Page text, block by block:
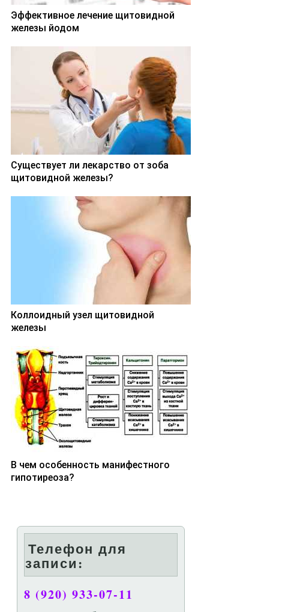
Эффективное лечение щитовидной
железы йодом
Существует ли лекарство от зоба
щитовидной железы?
Коллоидный узел щитовидной
железы
В чем особенность манифестного
гипотиреоза?
Телефон для
записи:
8 (920) 933-07-11